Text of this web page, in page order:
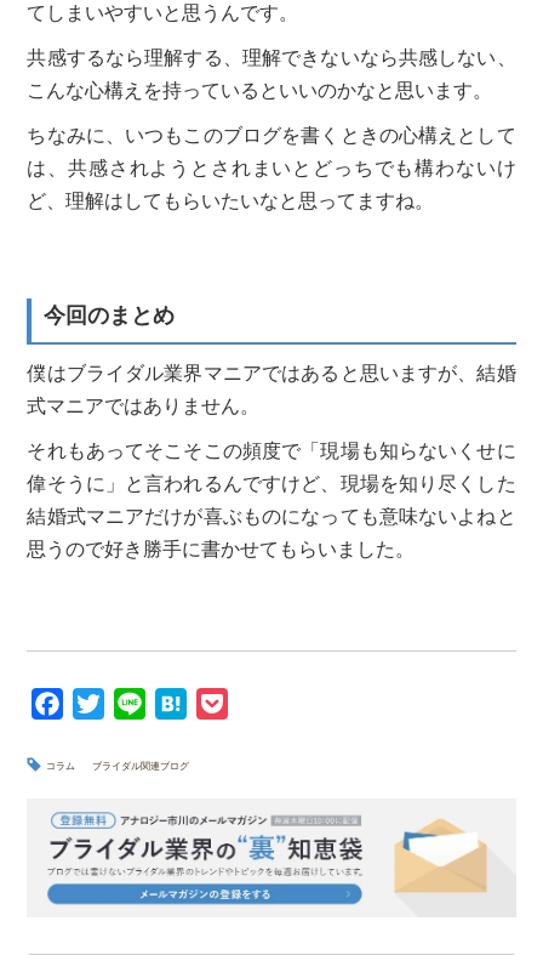
てしまいやすいと思うんです。
共感するなら理解する、理解できないなら共感しない、
こんな心構えを持っているといいのかなと思います。
ちなみに、いつもこのブログを書くときの心構えとして
は、共感されようとされまいとどっちでも構わないけ
ど、理解はしてもらいたいなと思ってますね。
今回のまとめ
僕はブライダル業界マニアではあると思いますが、結婚
式マニアではありません。
それもあってそこそこの頻度で「現場も知らないくせに
偉そうに」と言われるんですけど、現場を知り尽くした
結婚式マニアだけが喜ぶものになっても意味ないよねと
思うので好き勝手に書かせてもらいました。
c
b
o
o
i
t
e
r
n
H
t
n
a
e
t
コラム ブライダル関連ブログ